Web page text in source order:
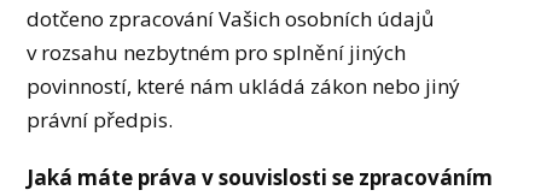
dotčeno zpracování Vašich osobních údajů
v rozsahu nezbytném pro splnění jiných
povinností, které nám ukládá zákon nebo jiný
právní předpis.
Jaká máte práva v souvislosti se zpracováním